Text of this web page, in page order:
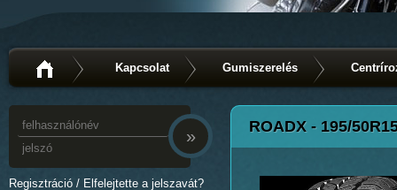
Kapcsolat Gumiszerelés
»
Regisztráció / Elfelejtette a jelszavát?
ROADX - 195/